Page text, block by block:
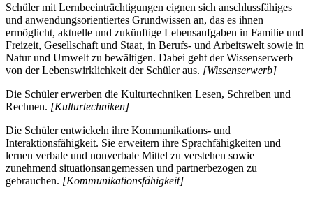
Schüler mit Lernbeeinträchtigungen eignen sich anschlussfähiges
und anwendungsorientiertes Grundwissen an, das es ihnen
ermöglicht, aktuelle und zukünftige Lebensaufgaben in Familie und
Freizeit, Gesellschaft und Staat, in Berufs- und Arbeitswelt sowie in
Natur und Umwelt zu bewältigen. Dabei geht der Wissenserwerb
von der Lebenswirklichkeit der Schüler aus. [Wissenserwerb]
Die Schüler erwerben die Kulturtechniken Lesen, Schreiben und
Rechnen. [Kulturtechniken]
Die Schüler entwickeln ihre Kommunikations- und
Interaktionsfähigkeit. Sie erweitern ihre Sprachfähigkeiten und
lernen verbale und nonverbale Mittel zu verstehen sowie
zunehmend situationsangemessen und partnerbezogen zu
gebrauchen. [Kommunikationsfähigkeit]